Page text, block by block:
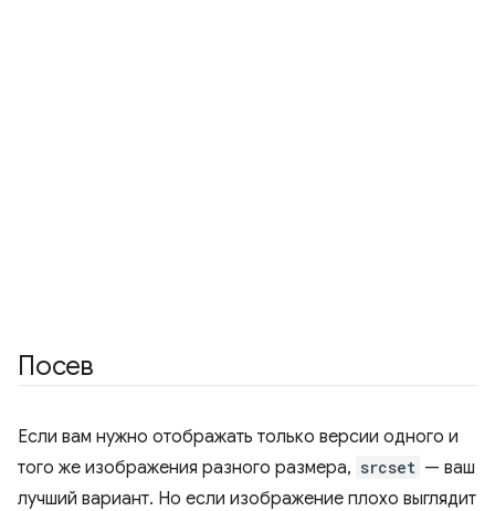
Посев
Если вам нужно отображать только версии одного и
того же изображения разного размера, srcset — ваш
лучший вариант. Но если изображение плохо выглядит